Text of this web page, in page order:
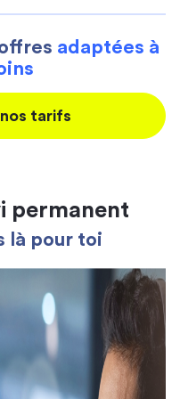
adaptées à
tarifs
permanent
là pour toi